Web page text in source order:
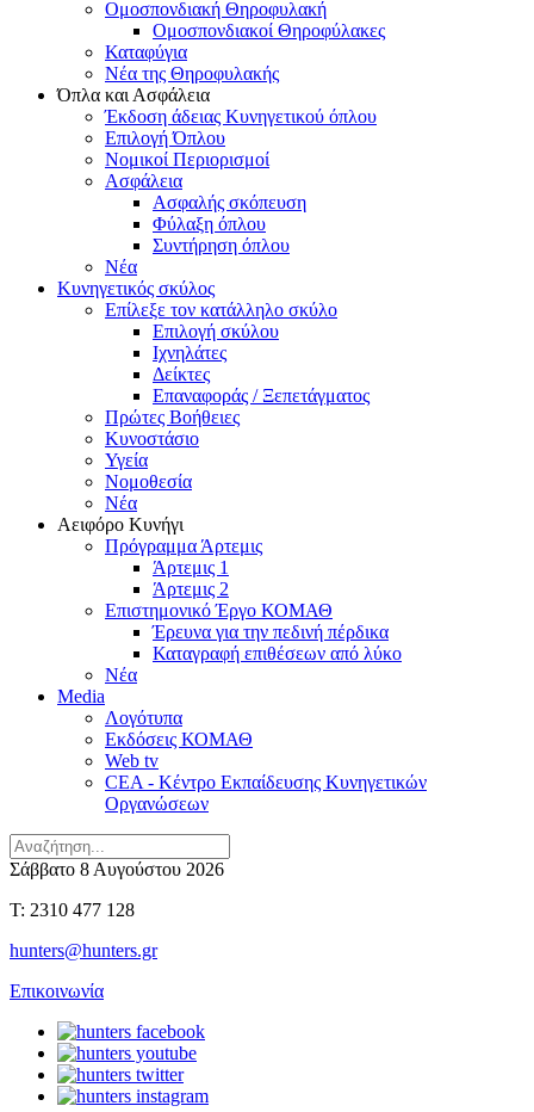
Ομοσπονδιακή Θηροφυλακή
Oμοσπονδιακοί Θηροφύλακες
Καταφύγια
Νέα της Θηροφυλακής
Όπλα και Ασφάλεια
Έκδοση άδειας Κυνηγετικού όπλου
Επιλογή Όπλου
Νομικοί Περιορισμοί
Ασφάλεια
Ασφαλής σκόπευση
Φύλαξη όπλου
Συντήρηση όπλου
Νέα
Κυνηγετικός σκύλος
Επίλεξε τον κατάλληλο σκύλο
Επιλογή σκύλου
Ιχνηλάτες
Δείκτες
Επαναφοράς / Ξεπετάγματος
Πρώτες Βοήθειες
Κυνοστάσιο
Υγεία
Νομοθεσία
Νέα
Αειφόρο Κυνήγι
Πρόγραμμα Άρτεμις
Άρτεμις 1
Άρτεμις 2
Επιστημονικό Έργο ΚΟΜΑΘ
Έρευνα για την πεδινή πέρδικα
Καταγραφή επιθέσεων από λύκο
Νέα
Media
Λογότυπα
Εκδόσεις ΚΟΜΑΘ
Web tv
CEA - Κέντρο Εκπαίδευσης Κυνηγετικών
Οργανώσεων
Σάββατο 8 Αυγούστου 2026
T: 2310 477 128
hunters@hunters.gr
Επικοινωνία